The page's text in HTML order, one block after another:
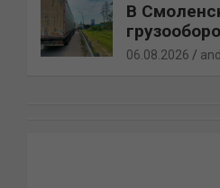
В
06.08.2026